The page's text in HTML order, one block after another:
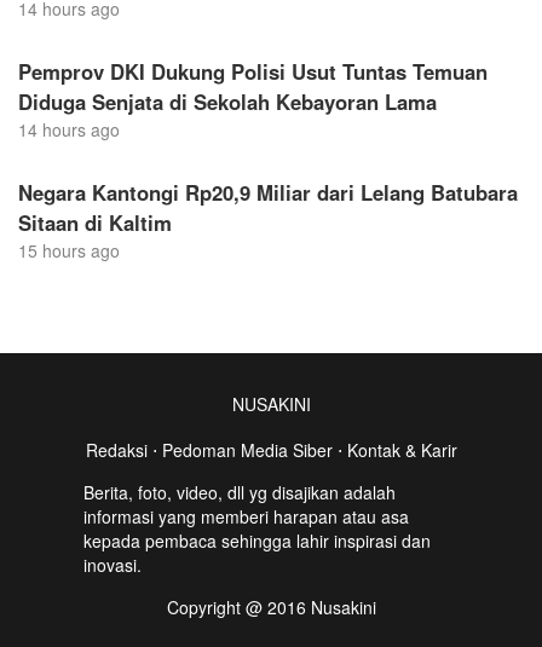
14 hours ago
Pemprov DKI Dukung Polisi Usut Tuntas Temuan
Diduga Senjata di Sekolah Kebayoran Lama
14 hours ago
Negara Kantongi Rp20,9 Miliar dari Lelang Batubara
Sitaan di Kaltim
15 hours ago
NUSAKINI
Redaksi⋅ Pedoman Media Siber⋅ Kontak & Karir
Berita, foto, video, dll yg disajikan adalah
informasi yang memberi harapan atau asa
kepada pembaca sehingga lahir inspirasi dan
inovasi.
Copyright @ 2016 Nusakini